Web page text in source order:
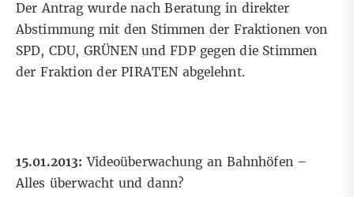
Der Antrag wurde nach Beratung in direkter
Abstimmung mit den Stimmen der Fraktionen von
SPD, CDU, GRÜNEN und FDP gegen die Stimmen
der Fraktion der PIRATEN abgelehnt.
15.01.2013:Videoüberwachung an Bahnhöfen –
Alles überwacht und dann?